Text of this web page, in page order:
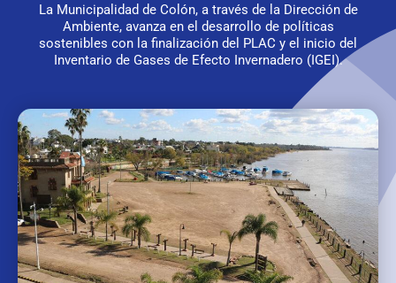
La Municipalidad de Colón, a través de la Dirección de
Ambiente, avanza en el desarrollo de políticas
sostenibles con la finalización del PLAC y el inicio del
Inventario de Gases de Efecto Invernadero (IGEI).